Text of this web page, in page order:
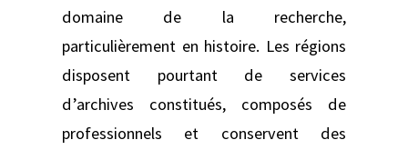
domaine de la recherche,
particulièrement en histoire. Les régions
disposent pourtant de services
d’archives constitués, composés de
professionnels et conservent des